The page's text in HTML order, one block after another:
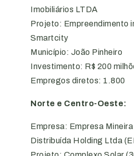
Imobiliários LTDA
Projeto: Empreendimento
Smartcity
Município: João Pinheiro
Investimento: R$ 200
Empregos diretos: 1.800
Norte e Centro-Oeste:
Empresa: Empresa
Distribuída Holding Ltda